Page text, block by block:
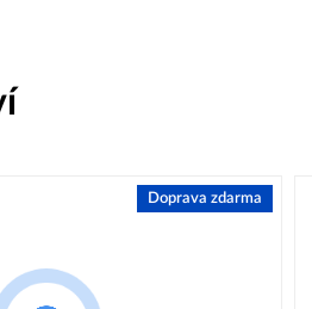
Doprava zdarma